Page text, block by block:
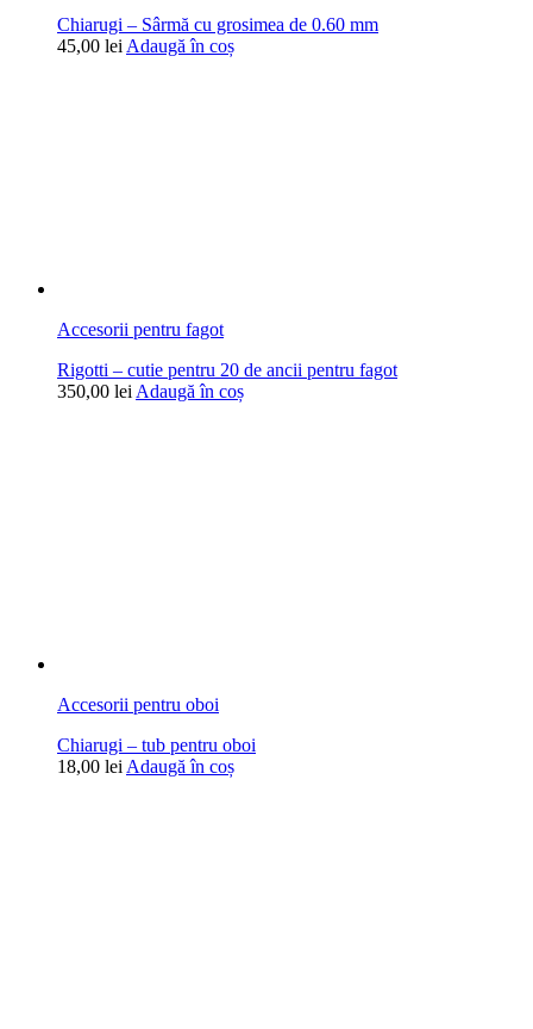
Chiarugi – Sârmă cu grosimea de 0.60 mm
45,00 lei Adaugă în coș
Accesorii pentru fagot
Rigotti – cutie pentru 20 de ancii pentru fagot
350,00 lei Adaugă în coș
Accesorii pentru oboi
Chiarugi – tub pentru oboi
18,00 lei Adaugă în coș